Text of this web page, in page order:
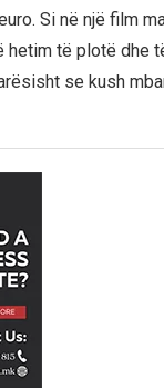
Si në një film
hetim të plotë dhe
se kush